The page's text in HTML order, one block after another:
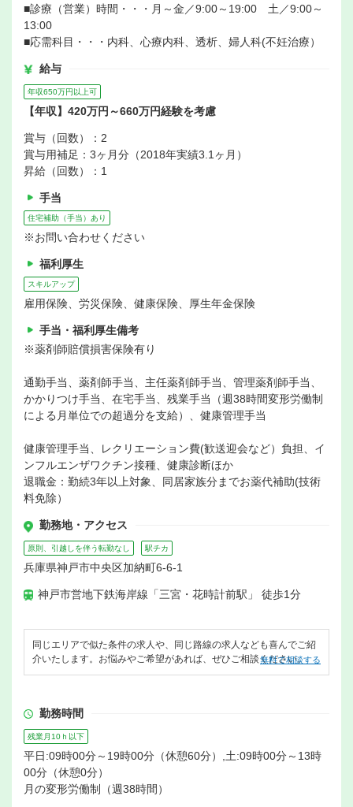
■診療（営業）時間・・・月～金／9:00～19:00 土／9:00～
13:00
■応需科目・・・内科、心療内科、透析、婦人科(不妊治療）
給与
年収650万円以上可
【年収】420万円～660万円経験を考慮
賞与（回数）：2
賞与用補足：3ヶ月分（2018年実績3.1ヶ月）
昇給（回数）：1
手当
住宅補助（手当）あり
※お問い合わせください
福利厚生
スキルアップ
雇用保険、労災保険、健康保険、厚生年金保険
手当・福利厚生備考
※薬剤師賠償損害保険有り
通勤手当、薬剤師手当、主任薬剤師手当、管理薬剤師手当、
かかりつけ手当、在宅手当、残業手当（週38時間変形労働制
による月単位での超過分を支給）、健康管理手当
健康管理手当、レクリエーション費(歓送迎会など）負担、イ
ンフルエンザワクチン接種、健康診断ほか
退職金：勤続3年以上対象、同居家族分までお薬代補助(技術
料免除）
勤務地・アクセス
原則、引越しを伴う転勤なし 駅チカ
兵庫県神戸市中央区加納町6-6-1
神戸市営地下鉄海岸線「三宮・花時計前駅」 徒歩1分
同じエリアで似た条件の求人や、同じ路線の求人なども喜んでご紹
介いたします。お悩みやご希望があれば、ぜひご相談ください。
無料で相談する
勤務時間
残業月10ｈ以下
平日:09時00分～19時00分（休憩60分）,土:09時00分～13時
00分（休憩0分）
月の変形労働制（週38時間）